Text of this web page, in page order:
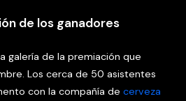
de los ganadores
galería de la premiación que
Los cerca de 50 asistentes
con la compañía de cerveza